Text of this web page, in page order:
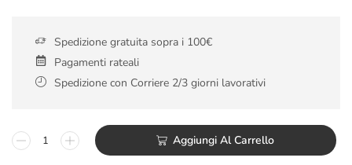
Spedizione gratuita sopra i 100€
Pagamenti rateali
Spedizione con Corriere 2/3 giorni lavorativi
Aggiungi Al Carrello